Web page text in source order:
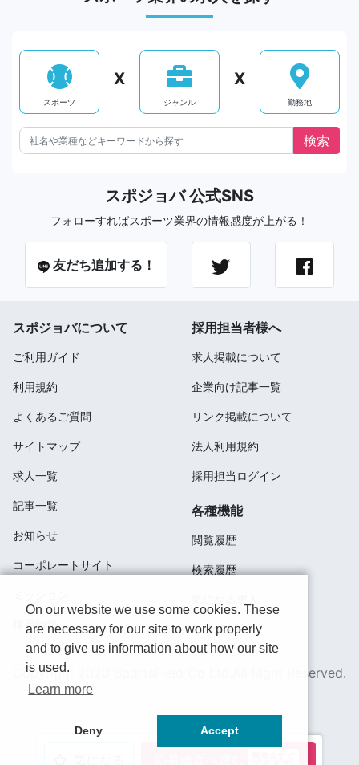
スポーツ
X
ジャンル
X
勤務地
スポジョバ 公式SNS
フォローすればスポーツ業界の情報感度が上がる！
友だち追加する！
スポジョバについて
ご利用ガイド
利用規約
よくあるご質問
サイトマップ
求人一覧
記事一覧
お知らせ
コーポレートサイト
採用情報
採用担当者様へ
求人掲載について
企業向け記事一覧
リンク掲載について
法人利用規約
採用担当ログイン
各種機能
閲覧履歴
検索履歴
応募済み
Copyright 2020 SportsField Co Ltd.All Right Reserved.
On our website we use some cookies. These
are necessary for our site to work properly
and to give us information about how our site
is used.
Learn more
Deny Accept